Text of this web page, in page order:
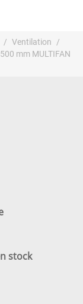
Ventilation
mm MULTIFAN
stock